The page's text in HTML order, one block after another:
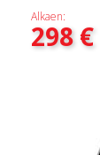
kuin
joka
Alkaen:
298€